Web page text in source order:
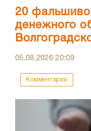
20
денежного
05.08.202620:09
Комментарии